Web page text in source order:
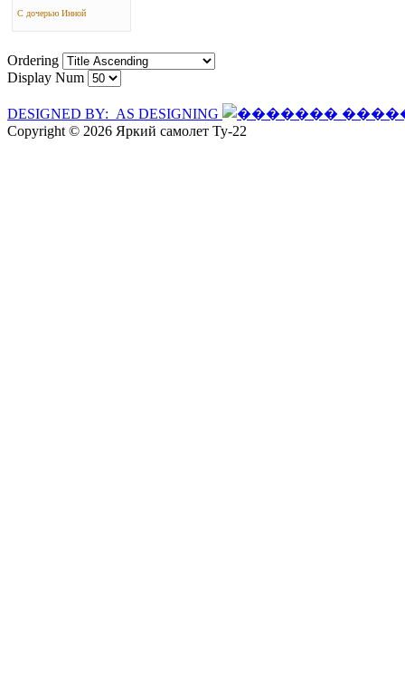
С дочерью Инной
Ordering
Display Num
DESIGNED BY: AS DESIGNING
Copyright © 2026 Яркий самолет Ту-22